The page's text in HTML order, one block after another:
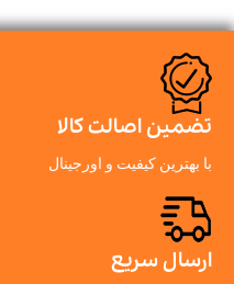
تضمین اصالت کالا
با بهترین کیفیت و اورجینال
ارسال سریع